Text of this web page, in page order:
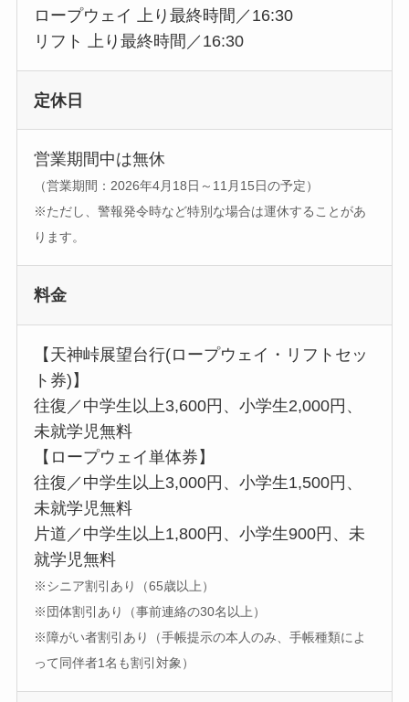
ロープウェイ 上り最終時間／16:30
リフト 上り最終時間／16:30
定休日
営業期間中は無休
（営業期間：2026年4月18日～11月15日の予定）
※ただし、警報発令時など特別な場合は運休することがあ
ります。
料金
【天神峠展望台行(ロープウェイ・リフトセッ
ト券)】
往復／中学生以上3,600円、小学生2,000円、
未就学児無料
【ロープウェイ単体券】
往復／中学生以上3,000円、小学生1,500円、
未就学児無料
片道／中学生以上1,800円、小学生900円、未
就学児無料
※シニア割引あり（65歳以上）
※団体割引あり（事前連絡の30名以上）
※障がい者割引あり（手帳提示の本人のみ、手帳種類によ
って同伴者1名も割引対象）